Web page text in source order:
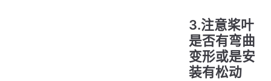
3.注意桨叶
是否有弯曲
变形或是安
装有松动